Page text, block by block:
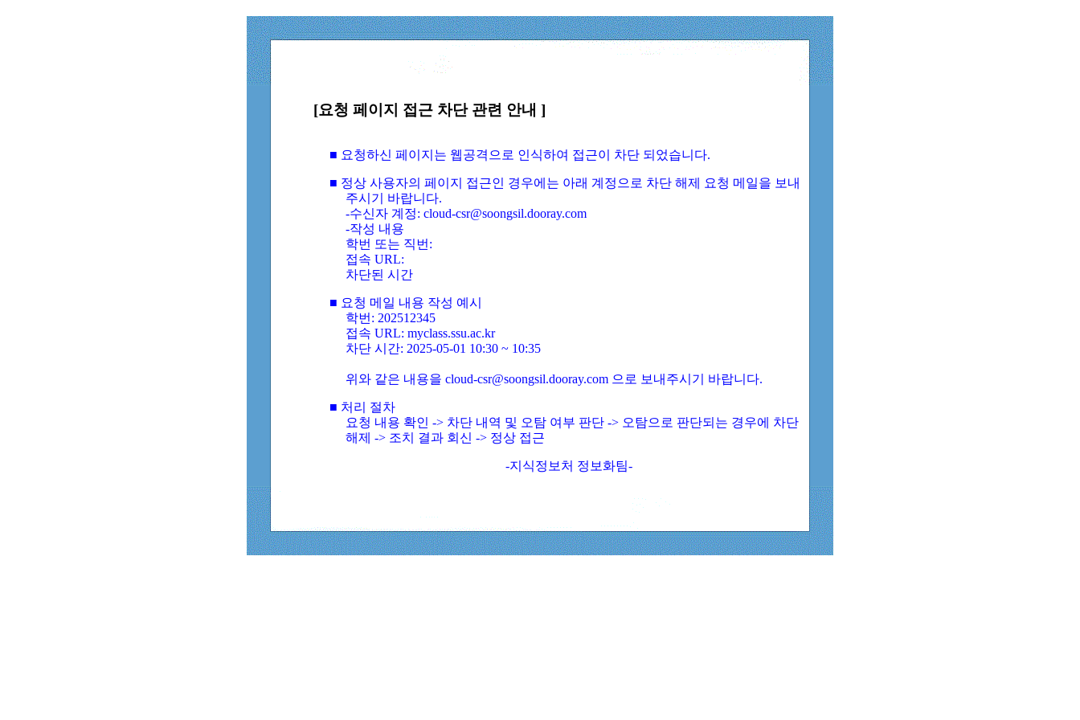
[요청 페이지 접근 차단 관련 안내 ]
■ 요청하신 페이지는 웹공격으로 인식하여 접근이 차단 되었습니다.
■ 정상 사용자의 페이지 접근인 경우에는 아래 계정으로 차단 해제 요청 메일을 보내
주시기 바랍니다.
-수신자 계정: cloud-csr@soongsil.dooray.com
-작성 내용
학번 또는 직번:
접속 URL:
차단된 시간
■ 요청 메일 내용 작성 예시
학번: 202512345
접속 URL: myclass.ssu.ac.kr
차단 시간: 2025-05-01 10:30 ~ 10:35
위와 같은 내용을 cloud-csr@soongsil.dooray.com 으로 보내주시기 바랍니다.
■ 처리 절차
요청 내용 확인 -> 차단 내역 및 오탐 여부 판단 -> 오탐으로 판단되는 경우에 차단
해제 -> 조치 결과 회신 -> 정상 접근
-지식정보처 정보화팀-